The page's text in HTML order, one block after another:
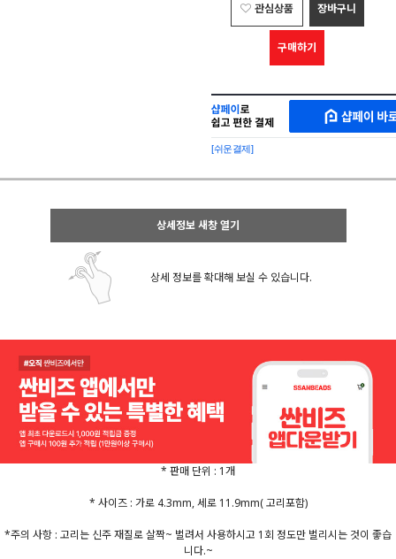
관심상품 장바구니
구매하기
MAKESHOP
SHOPPAY
로
간
구
샵
페
페
이
구
[쉬운결제]
상세정보 새창 열기
상세 정보를 확대해 보실 수 있습니다.
* 판매 단위 : 1개
* 사이즈 : 가로 4.3mm, 세로 11.9mm( 고리포함)
*주의 사항 : 고리는 신주 재질로 살짝~ 벌려서 사용하시고 1회 정도만 벌리시는 것이 좋습
니다.~